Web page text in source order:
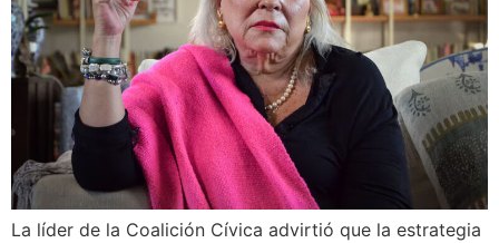
La líder de la Coalición Cívica advirtió que la estrategia